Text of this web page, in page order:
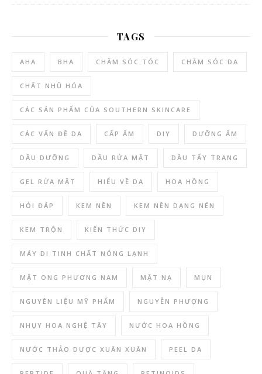
TAGS
AHA BHA CHĂM SÓC TÓC CHĂM SÓC DA
CHẤT NHŨ HÓA
CÁC SẢN PHẨM CỦA SOUTHERN SKINCARE
CÁC VẤN ĐỀ DA CẤP ẨM DIY DƯỠNG ẨM
DẦU DƯỠNG DẦU RỬA MẶT DẦU TẨY TRANG
GEL RỬA MẶT HIỂU VỀ DA HOA HỒNG
HỎI ĐÁP KEM NỀN KEM NỀN DẠNG NÉN
KEM TRỘN KIẾN THỨC DIY
MÁY DI TINH CHẤT NÓNG LẠNH
MẬT ONG PHƯƠNG NAM MẶT NẠ MỤN
NGUYÊN LIỆU MỸ PHẨM NGUYỄN PHƯỢNG
NHỤY HOA NGHỆ TÂY NƯỚC HOA HỒNG
NƯỚC THẢO DƯỢC XUÂN XUÂN PEEL DA